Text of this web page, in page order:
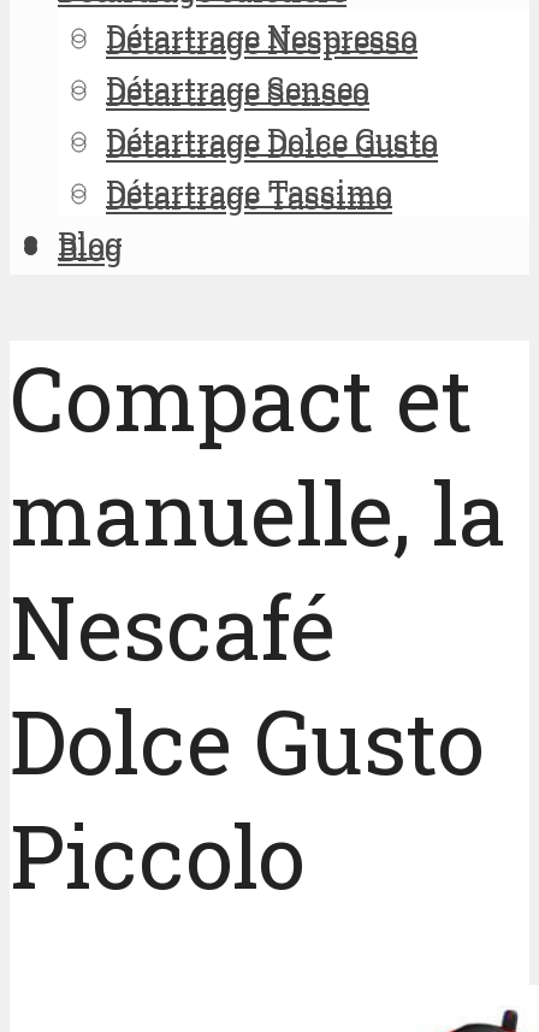
Détartrage Nespresso
Détartrage Senseo
Détartrage Dolce Gusto
Détartrage Tassimo
Blog
Détartrage Nespresso
Détartrage Senseo
Détartrage Dolce Gusto
Détartrage Tassimo
Blog
Compact et
manuelle, la
Nescafé
Dolce Gusto
Piccolo